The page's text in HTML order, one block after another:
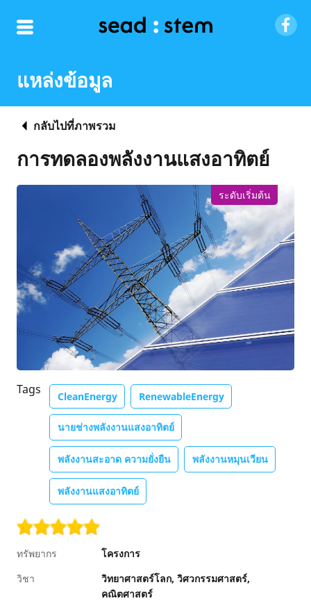
แหล่งข้อมูล
กลับไปที่ภาพรวม
การทดลองพลังงานแสงอาทิตย์
ระดับเริ่มต้น
Tags CleanEnergy RenewableEnergy
นายช่างพลังงานแสงอาทิตย์
พลังงานสะอาด ความยั่งยืน พลังงานหมุนเวียน
พลังงานแสงอาทิตย์
ทรัพยากร
โครงการ
วิชา
วิทยาศาสตร์โลก วิศวกรรมศาสตร์
คณิตศาสตร์